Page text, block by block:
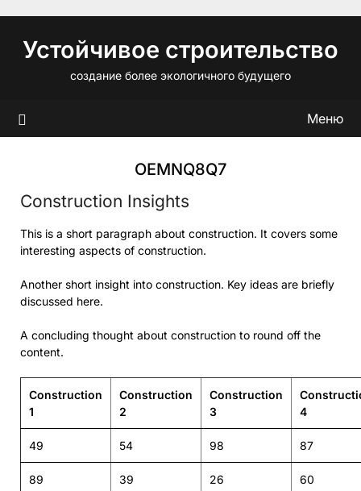
содержимому
Устойчивое строительство
создание более экологичного будущего
Меню
OEMNQ8Q7
Construction Insights
This is a short paragraph about construction. It covers some
interesting aspects of construction.
Another short insight into construction. Key ideas are briefly
discussed here.
A concluding thought about construction to round off the
content.
Construction
1
Construction
2
Construction
3
4
49 54 98 87
89 39 26 60